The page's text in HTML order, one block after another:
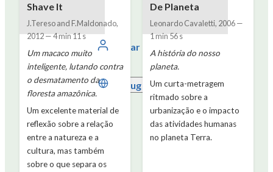
Entrar
Português
Shave It
J.Tereso and F.Maldonado,
2012—4 min 11 s
Um macaco muito
inteligente, lutando contra
o desmatamento da
floresta amazônica.
Um excelente material de
reflexão sobre a relação
entre a natureza e a
cultura, mas também
sobre o que separa os
De Planeta
Leonardo Cavaletti, 2006—
1 min 56 s
A história do nosso
planeta.
Um curta-metragem
ritmado sobre a
urbanização e o impacto
das atividades humanas
no planeta Terra.